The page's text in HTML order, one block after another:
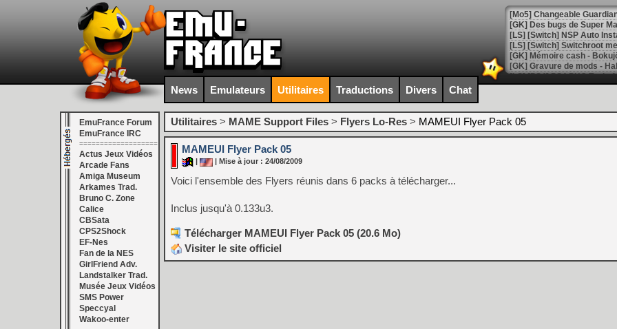
[Mo5] Changeable
[GK] Des bugs de Super
[LS] [Switch] NSP Auto
[GK] La saga horrifique
[GK] Le portage de Super
[Mo5] Le jeu de course
[GK] Guillermo del Toro
[GK] Mistfall Hunter : déjà
[GK] Wo Long 2 évolue
[GK] Crossfire : un TPS à
[LS] [PS5] Premiers
[Mo5] DOOM arrive en
News Emulateurs Utilitaires Traductions Divers Chat
EmuFrance Forum
EmuFrance IRC
===================
Actus Jeux Vidéos
Arcade Fans
Amiga Museum
Arkames Trad.
Bruno C. Zone
Calice
CBSata
CPS2Shock
EF-Nes
Fan de la NES
GirlFriend Adv.
Landstalker Trad.
Musée Jeux Vidéos
SMS Power
Speccyal
Wakoo-enter
Utilitaires > MAME Support Files > Flyers Lo-Res > MAMEUI Flyer Pack 05
MAMEUI Flyer Pack 05
| Mise à jour : 24/08/2009
Voici l'ensemble des Flyers réunis dans 6 packs à télécharger...
Inclus jusqu'à 0.133u3.
Télécharger MAMEUI Flyer Pack 05 (20.6 Mo)
Visiter le site officiel